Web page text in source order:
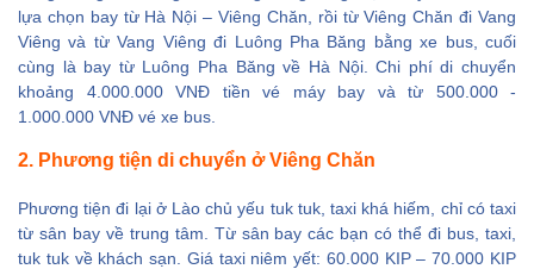
lựa chọn bay từ Hà Nội – Viêng Chăn, rồi từ Viêng Chăn đi Vang
Viêng và từ Vang Viêng đi Luông Pha Băng bằng xe bus, cuối
cùng là bay từ Luông Pha Băng về Hà Nội. Chi phí di chuyển
khoảng 4.000.000 VNĐ tiền vé máy bay và từ 500.000 -
1.000.000 VNĐ vé xe bus.
2. Phương tiện di chuyển ở Viêng Chăn
Phương tiện đi lại ở Lào chủ yếu tuk tuk, taxi khá hiếm, chỉ có taxi
từ sân bay về trung tâm. Từ sân bay các bạn có thể đi bus, taxi,
tuk tuk về khách sạn. Giá taxi niêm yết: 60.000 KIP – 70.000 KIP